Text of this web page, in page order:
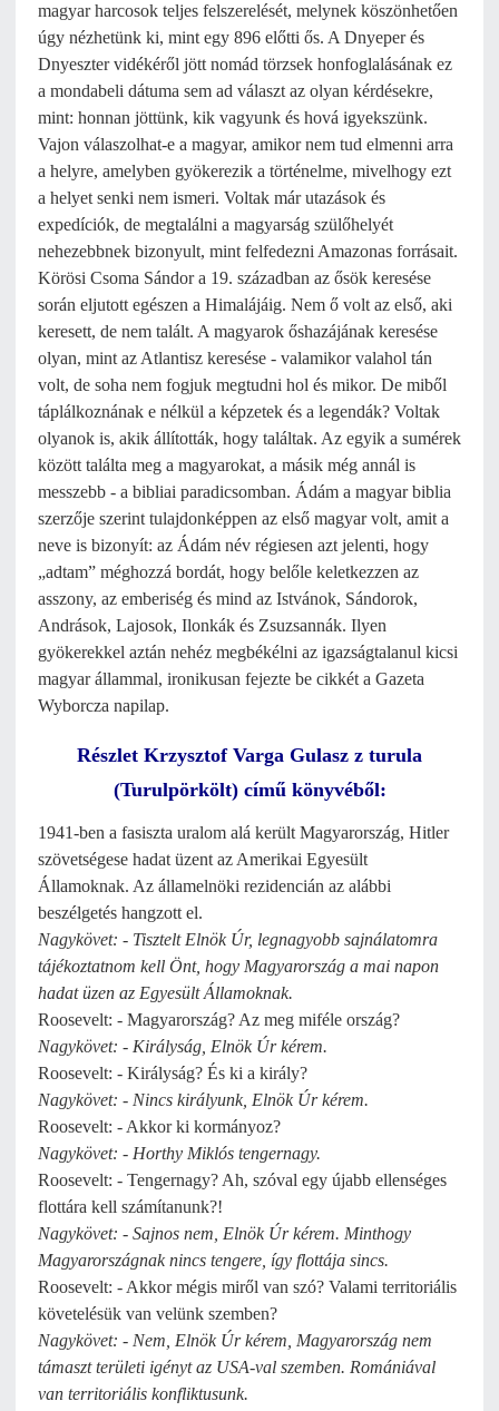
magyar harcosok teljes felszerelését, melynek köszönhetően
úgy nézhetünk ki, mint egy 896 előtti ős. A Dnyeper és
Dnyeszter vidékéről jött nomád törzsek honfoglalásának ez
a mondabeli dátuma sem ad választ az olyan kérdésekre,
mint: honnan jöttünk, kik vagyunk és hová igyekszünk.
Vajon válaszolhat-e a magyar, amikor nem tud elmenni arra
a helyre, amelyben gyökerezik a történelme, mivelhogy ezt
a helyet senki nem ismeri. Voltak már utazások és
expedíciók, de megtalálni a magyarság szülőhelyét
nehezebbnek bizonyult, mint felfedezni Amazonas forrásait.
Körösi Csoma Sándor a 19. században az ősök keresése
során eljutott egészen a Himalájáig. Nem ő volt az első, aki
keresett, de nem talált. A magyarok őshazájának keresése
olyan, mint az Atlantisz keresése - valamikor valahol tán
volt, de soha nem fogjuk megtudni hol és mikor. De miből
táplálkoznának e nélkül a képzetek és a legendák? Voltak
olyanok is, akik állították, hogy találtak. Az egyik a sumérek
között találta meg a magyarokat, a másik még annál is
messzebb - a bibliai paradicsomban. Ádám a magyar biblia
szerzője szerint tulajdonképpen az első magyar volt, amit a
neve is bizonyít: az Ádám név régiesen azt jelenti, hogy
„adtam” méghozzá bordát, hogy belőle keletkezzen az
asszony, az emberiség és mind az Istvánok, Sándorok,
Andrások, Lajosok, Ilonkák és Zsuzsannák. Ilyen
gyökerekkel aztán nehéz megbékélni az igazságtalanul kicsi
magyar állammal, ironikusan fejezte be cikkét a Gazeta
Wyborcza napilap.
Részlet Krzysztof Varga Gulasz z turula
(Turulpörkölt) című könyvéből:
1941-ben a fasiszta uralom alá került Magyarország, Hitler
szövetségese hadat üzent az Amerikai Egyesült
Államoknak. Az államelnöki rezidencián az alábbi
beszélgetés hangzott el.
Nagykövet: - Tisztelt Elnök Úr, legnagyobb sajnálatomra
tájékoztatnom kell Önt, hogy Magyarország a mai napon
hadat üzen az Egyesült Államoknak.
Roosevelt: - Magyarország? Az meg miféle ország?
Nagykövet: - Királyság, Elnök Úr kérem.
Roosevelt: - Királyság? És ki a király?
Nagykövet: - Nincs királyunk, Elnök Úr kérem.
Roosevelt: - Akkor ki kormányoz?
Nagykövet: - Horthy Miklós tengernagy.
Roosevelt: - Tengernagy? Ah, szóval egy újabb ellenséges
flottára kell számítanunk?!
Nagykövet: - Sajnos nem, Elnök Úr kérem. Minthogy
Magyarországnak nincs tengere, így flottája sincs.
Roosevelt: - Akkor mégis miről van szó? Valami territoriális
követelésük van velünk szemben?
Nagykövet: - Nem, Elnök Úr kérem, Magyarország nem
támaszt területi igényt az USA-val szemben. Romániával
van territoriális konfliktusunk.